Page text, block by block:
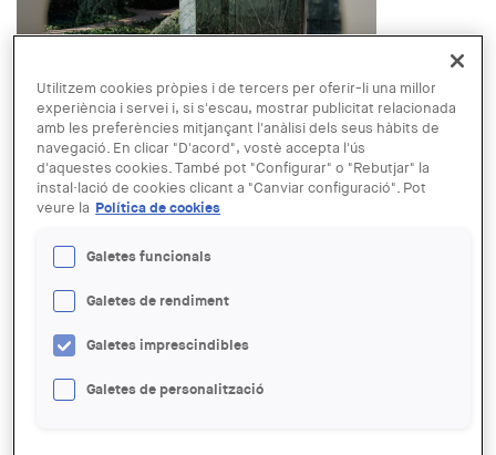
LINK:
https://miesbcn.com/ca/calendari/splashing-mies-by-alberto-
peral-galeria-alegria/
DATA:
Divendres, 8 novembre, 2024 - 10:00
LLOC:
Barcelona
Read moreabout "Splashing Mies" by Alberto Peral
Español English
ENTITAT ORGANITZADORA:
TIPUS D'ACTE:
Visita
Utilitzem cookies pròpies i de tercers per oferir-li una millor
experiència i servei i, si s'escau, mostrar publicitat relacionada
amb les preferències mitjançant l'anàlisi dels seus hàbits de
navegació. En clicar "D'acord", vostè accepta l'ús
d'aquestes cookies. També pot "Configurar" o "Rebutjar" la
instal·lació de cookies clicant a "Canviar configuració". Pot
veure la Política de cookies
Galetes funcionals
Galetes de rendiment
Galetes imprescindibles
Galetes de personalització